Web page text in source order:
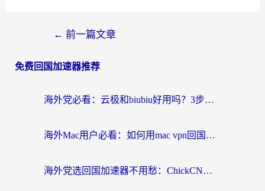
← 前一篇文章
免费回国加速器推荐
海外党必看：云极和biubiu好用吗？3步选对回国加速器，无缝刷国内剧玩手游
海外Mac用户必看：如何用mac vpn回国实现无缝刷国内剧玩国服？
海外党选回国加速器不用愁：ChickCN和SpeedCN好用吗？实测对比+避坑指南